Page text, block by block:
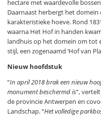
hectare met waardevolle
Daarnaast herbergt het
karakteristieke hoeve. Rond
waarna Het Hof in handen
landhuis op het domein om tot
stijl, een zogenaamd ‘Hof van
Nieuw hoofdstuk
“In april 2018 brak een nieuw
monument beschermd is”,
de provincie Antwerpen en
Landschap. “Het volledige